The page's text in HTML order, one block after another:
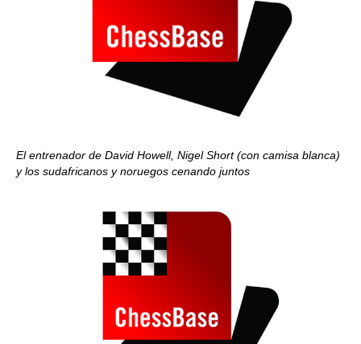
El entrenador de David Howell, Nigel Short (con camisa blanca)
y los sudafricanos y noruegos cenando juntos